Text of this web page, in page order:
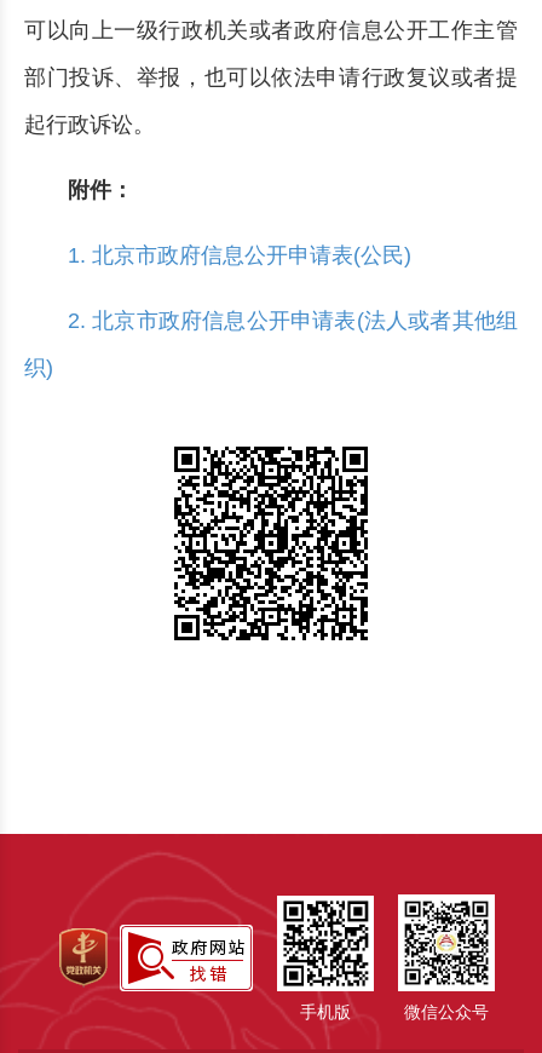
可以向上一级行政机关或者政府信息公开工作主管
部门投诉、举报，也可以依法申请行政复议或者提
起行政诉讼。
附件：
1. 北京市政府信息公开申请表(公民)
2. 北京市政府信息公开申请表(法人或者其他组
织)
手机版 微信公众号